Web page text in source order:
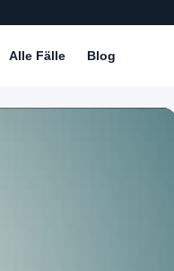
Alle Fälle Blog